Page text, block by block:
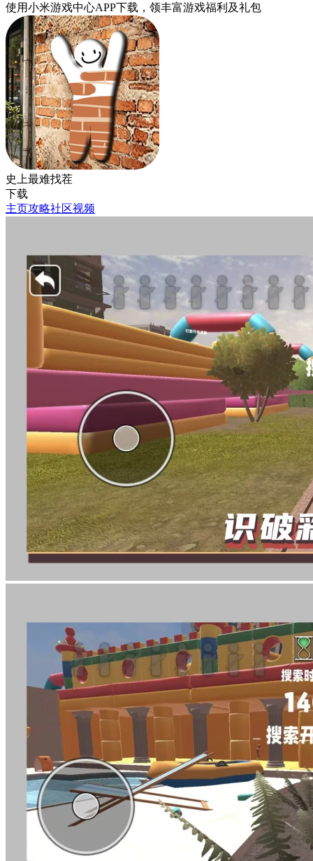
使用小米游戏中心APP下载 ，领丰富游戏福利 及礼包
史上最难找茬
下载
主页攻略社区视频